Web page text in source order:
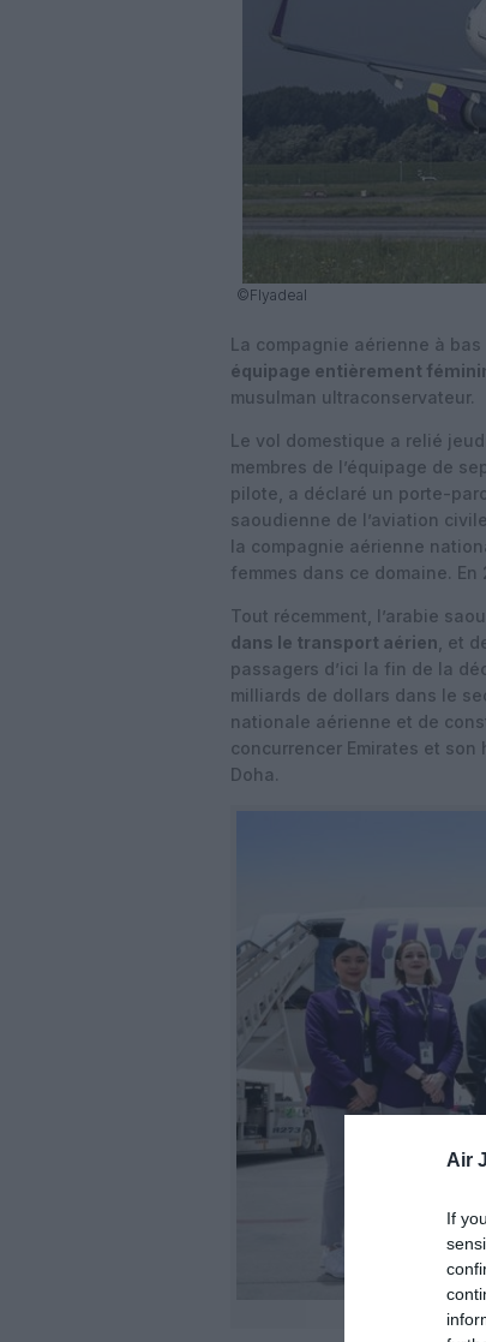
Air
If
©Flyadeal
La compagnie aérienne à bas
équipage entièrement
musulman ultraconservateur.
Le vol domestique a relié
membres de l’équipage de
pilote, a déclaré un porte-
saoudienne de l’aviation
la compagnie aérienne
femmes dans ce domaine.
Tout récemment, l’arabie
dans le transport aérien , et
passagers d’ici la fin de la
milliards de dollars dans le
nationale aérienne et de
concurrencer Emirates et
Doha.